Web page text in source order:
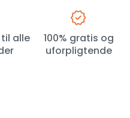
alle
100% gratis og
uforpligtende